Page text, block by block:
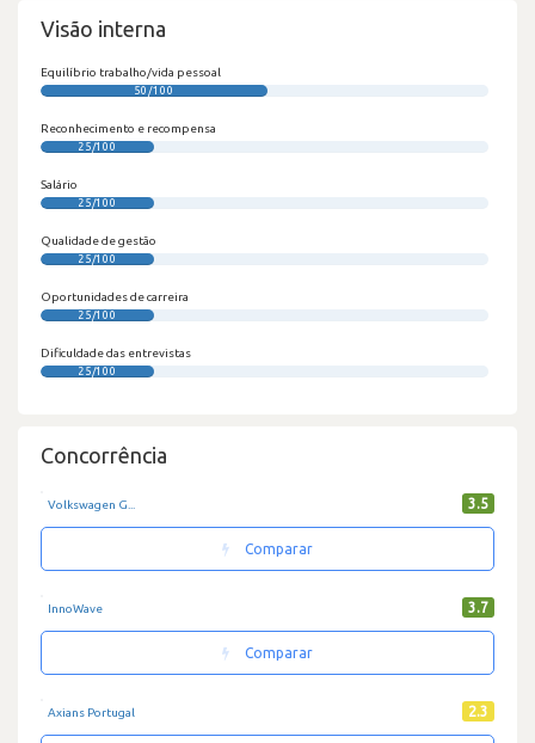
Visão interna
Equilíbrio trabalho/vida pessoal
50/100
Reconhecimento e recompensa
25/100
Salário
25/100
Qualidade de gestão
25/100
Oportunidades de carreira
25/100
Dificuldade das entrevistas
25/100
Concorrência
Volkswagen G... 3.5
Comparar
InnoWave 3.7
Comparar
Axians Portugal 2.3